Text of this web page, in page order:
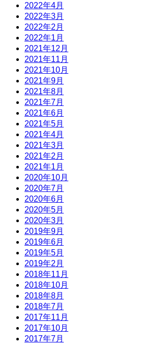
2022年4月
2022年3月
2022年2月
2022年1月
2021年12月
2021年11月
2021年10月
2021年9月
2021年8月
2021年7月
2021年6月
2021年5月
2021年4月
2021年3月
2021年2月
2021年1月
2020年10月
2020年7月
2020年6月
2020年5月
2020年3月
2019年9月
2019年6月
2019年5月
2019年2月
2018年11月
2018年10月
2018年8月
2018年7月
2017年11月
2017年10月
2017年7月